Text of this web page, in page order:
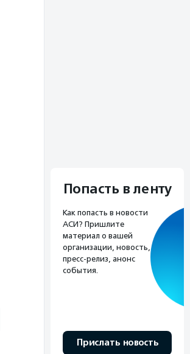
Попасть в ленту
Как попасть в новости
АСИ? Пришлите
материал о вашей
организации, новость,
пресс-релиз, анонс
события.
Прислать новость